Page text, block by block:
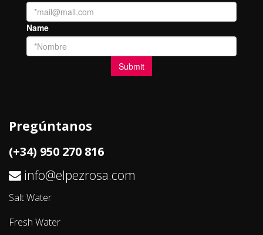
Pregúntanos
(+34) 950 270 816
info@elpezrosa.com
Salt Water
Fresh Water